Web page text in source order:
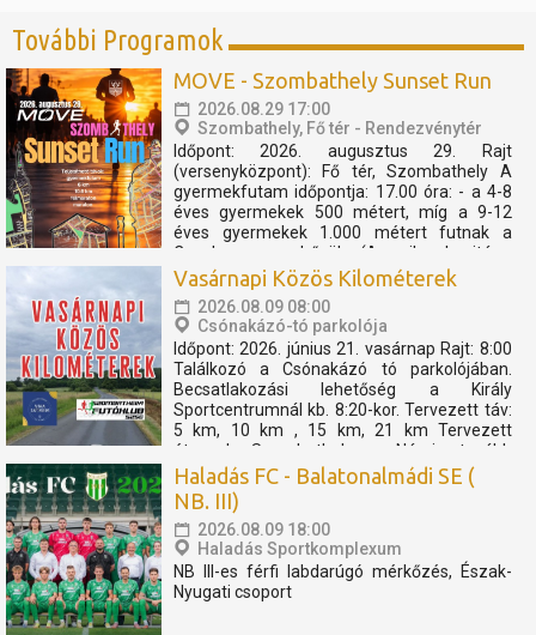
További Programok
MOVE - Szombathely Sunset Run
2026.08.29 17:00
Szombathely, Fő tér - Rendezvénytér
Időpont: 2026. augusztus 29. Rajt
(versenyközpont): Fő tér, Szombathely A
gyermekfutam időpontja: 17.00 óra: - a 4-8
éves gyermekek 500 métert, míg a 9-12
éves gyermekek 1.000 métert futnak a
Cosplay szuperhősök (Amerika kapitány,
Thor, Pókember, Venom) műsorát, és a velük
való közös bemelegítést követően....
Vasárnapi Közös Kilométerek
2026.08.09 08:00
Csónakázó-tó parkolója
Időpont: 2026. június 21. vasárnap Rajt: 8:00
Találkozó a Csónakázó tó parkolójában.
Becsatlakozási lehetőség a Király
Sportcentrumnál kb. 8:20-kor. Tervezett táv:
5 km, 10 km , 15 km, 21 km Tervezett
útvonal: Szombathely - Nárai -tovább
Pornóapáti felé, féltávnál fordulással. A
rövidebb távok féltávnál...
Haladás FC - Balatonalmádi SE (
NB. III)
2026.08.09 18:00
Haladás Sportkomplexum
NB III-es férfi labdarúgó mérkőzés, Észak-
Nyugati csoport